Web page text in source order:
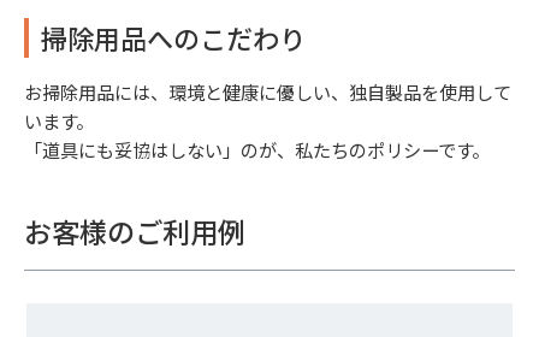
掃除用品へのこだわり
お掃除用品には、環境と健康に優しい、独自製品を使用して
います。
「道具にも妥協はしない」のが、私たちのポリシーです。
お客様のご利用例